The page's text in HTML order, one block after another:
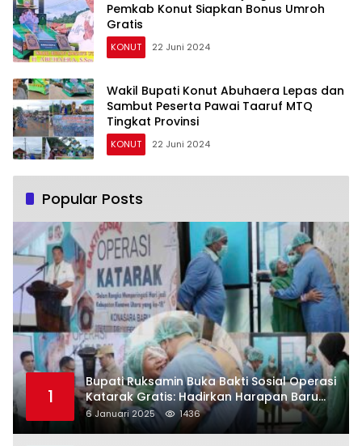
Pemkab Konut Siapkan Bonus Umroh
Gratis
KONUT 22 Juni 2024
Wakil Bupati Konut Abuhaera Lepas dan
Sambut Peserta Pawai Taaruf MTQ
Tingkat Provinsi
KONUT 22 Juni 2024
Popular Posts
1
Bupati Ruksamin Buka Bakti Sosial Operasi
Katarak Gratis: Hadirkan Harapan Baru
bagi Masyarakat Konut
6 Januari 2025 1436